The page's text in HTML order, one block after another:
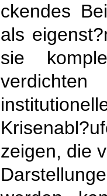
ckendes
als
sie
zeigen, die